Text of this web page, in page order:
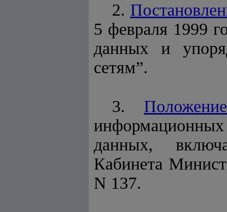
2.
5 февраля 1999
данных и
сетям”.
3. Положение
информационных
данных,
Кабинета
N 137.